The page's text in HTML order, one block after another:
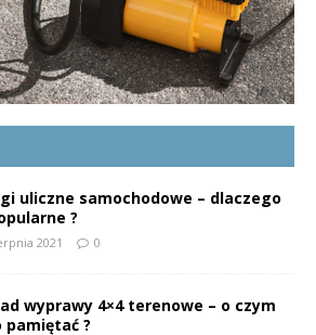
uliczne samochodowe – dlaczego
?
2021 0
wyprawy 4×4 terenowe – o czym
?